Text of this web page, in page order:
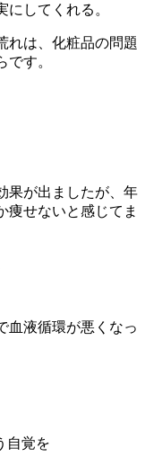
してくれる。
れは、化粧品の問題
す。
果が出ましたが、年
痩せないと感じてま
血液循環が悪くなっ
自覚を